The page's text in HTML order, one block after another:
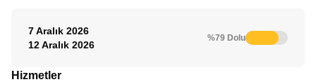
7 Aralık 2026
12 Aralık 2026
%79 Dolu
Hizmetler